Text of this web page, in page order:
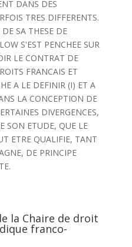
DANS DES
TRES DIFFERENTS.
SA THESE DE
S'EST PENCHEE SUR
LE CONTRAT DE
FRANCAIS ET
A LE DEFINIR (I) ET A
LA CONCEPTION DE
DIVERGENCES,
SON ETUDE, QUE LE
ETRE QUALIFIE, TANT
DE PRINCIPE
la Chaire de droit
franco-